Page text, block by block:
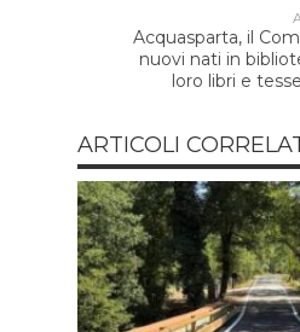
Acquasparta, il
nuovi nati in
loro libri e
ARTICOLI